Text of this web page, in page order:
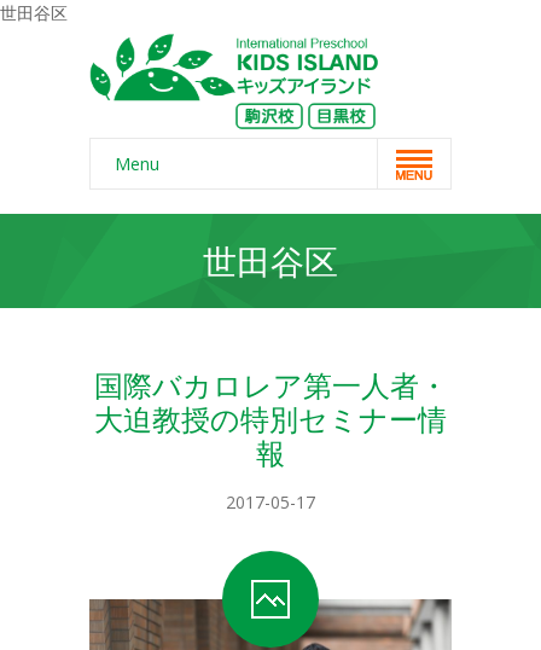
世田谷区
Menu
Home
-- よくある質問
-- 会員専用ページ
コースの紹介
世田谷区
国際バカロレア第一人者・
大迫教授の特別セミナー情
報
2017-05-17